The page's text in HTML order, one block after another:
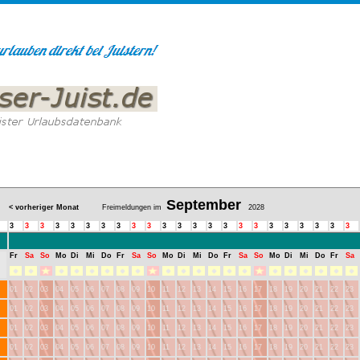
< vorheriger Monat Freimeldungen im September 2028
3 3 3 3 3 3 3 3 3 3 3 3 3 3 3 3 3 3 3 3 3 3 3
Fr Sa So Mo Di Mi Do Fr Sa So Mo Di Mi Do Fr Sa So Mo Di Mi Do Fr Sa
01 02 03 04 05 06 07 08 09 10 11 12 13 14 15 16 17 18 19 20 21 22
23
01 02 03 04 05 06 07 08 09 10 11 12 13 14 15 16 17 18 19 20 21 22
23
01 02 03 04 05 06 07 08 09 10 11 12 13 14 15 16 17 18 19 20 21 22
23
01 02 03 04 05 06 07 08 09 10 11 12 13 14 15 16 17 18 19 20 21 22
23